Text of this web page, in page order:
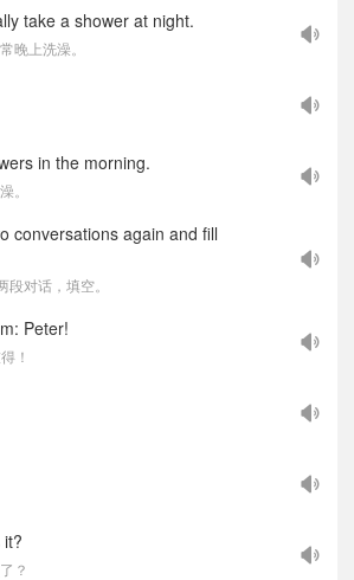
take a shower at night.
晚上洗澡。
in the morning.
。
conversations again and fill
对话，填空。
Peter!
！
？